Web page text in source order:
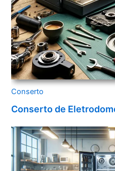
Conserto
Conserto de